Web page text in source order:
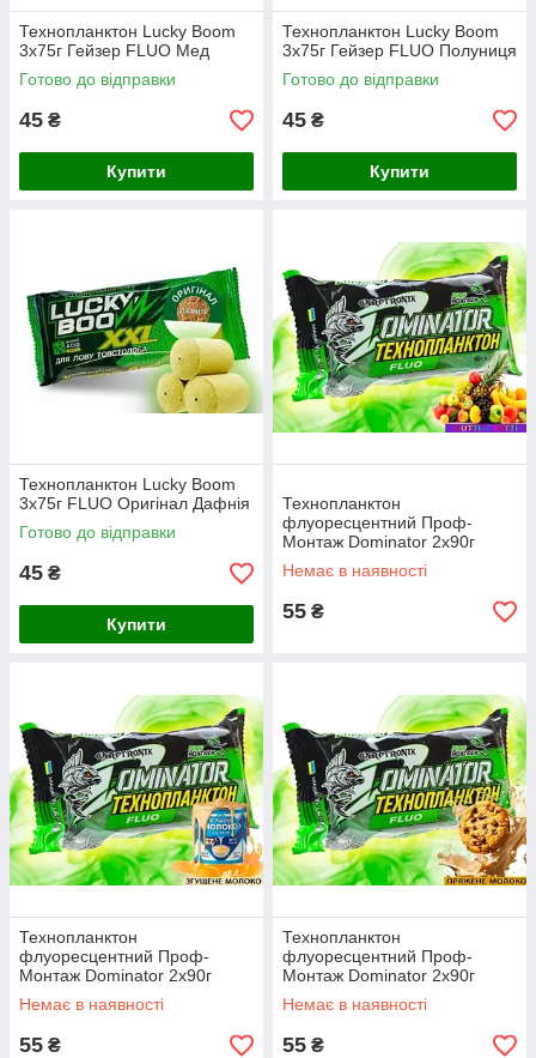
Технопланктон Lucky Boom
3x75г Гейзер FLUO Мед
Готово до відправки
45 ₴
Купити
Технопланктон Lucky Boom
3x75г Гейзер FLUO Полуниця
Готово до відправки
45 ₴
Купити
Технопланктон Lucky Boom
3x75г FLUO Оригінал Дафнія
Готово до відправки
45 ₴
Купити
Технопланктон
флуоресцентний Проф-
Монтаж Dominator 2x90г
Тутті-Фрутті
Немає в наявності
55 ₴
Технопланктон
флуоресцентний Проф-
Монтаж Dominator 2x90г
Згущене молоко
Немає в наявності
55 ₴
Технопланктон
флуоресцентний Проф-
Монтаж Dominator 2x90г
Пряжене молоко
Немає в наявності
55 ₴